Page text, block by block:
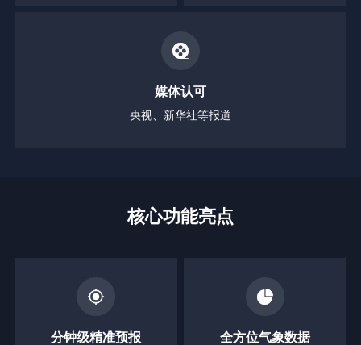
媒体认可
央视、新华社等报道
核心功能亮点
分钟级精准预报 全方位气象数据